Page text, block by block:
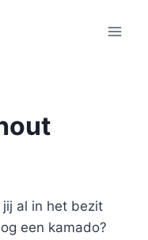
al in het bezit
een kamado?